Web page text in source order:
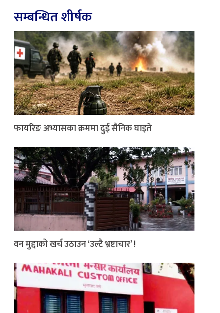
सम्बन्धित शीर्षक
फायरिङ अभ्यासका क्रममा दुई सैनिक घाइते
वन मुद्दाको खर्च उठाउन ‘उल्टै भ्रष्टाचार’ !